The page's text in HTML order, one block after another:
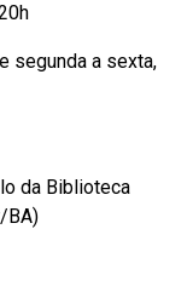
segunda a sexta,
da Biblioteca
BA)